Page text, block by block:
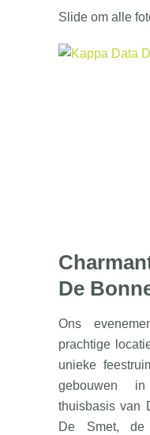
Slide om alle
De
Ons
prachtige
unieke
gebouwen
thuisbasis van
De Smet, de